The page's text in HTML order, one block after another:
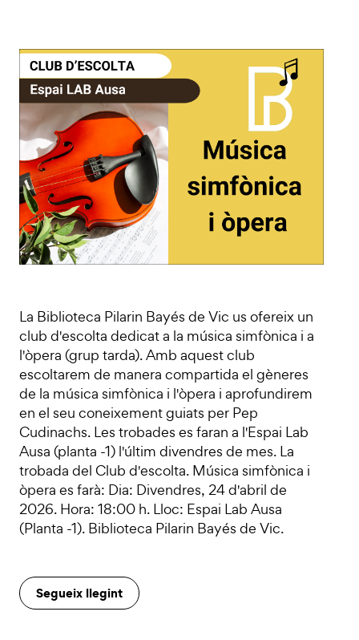
La Biblioteca Pilarin Bayés de Vic us ofereix un
club d'escolta dedicat a la música simfònica i a
l'òpera (grup tarda). Amb aquest club
escoltarem de manera compartida el gèneres
de la música simfònica i l'òpera i aprofundirem
en el seu coneixement guiats per Pep
Cudinachs. Les trobades es faran a l'Espai Lab
Ausa (planta -1) l'últim divendres de mes. La
trobada del Club d'escolta. Música simfònica i
òpera es farà: Dia: Divendres, 24 d'abril de
2026. Hora: 18:00 h. Lloc: Espai Lab Ausa
(Planta -1). Biblioteca Pilarin Bayés de Vic.
Segueix llegint